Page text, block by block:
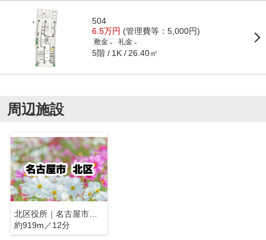
504
6.5万円 (管理費等：5,000円)
敷金 - 礼金 -
5階 1K 26.40㎡
周辺施設
北区役所｜名古屋市北区
約919m／12分